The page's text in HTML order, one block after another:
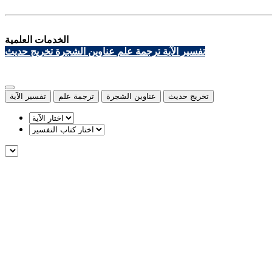
الخدمات العلمية
تفسير الآية ترجمة علم عناوين الشجرة تخريج حديث
تفسير الآية ترجمة علم عناوين الشجرة تخريج حديث